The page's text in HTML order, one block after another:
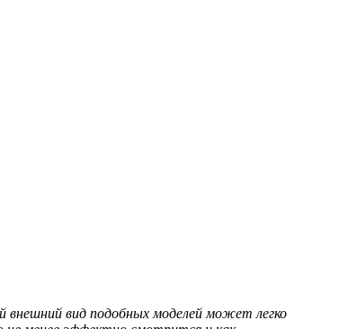
внешний вид подобных моделей может легко